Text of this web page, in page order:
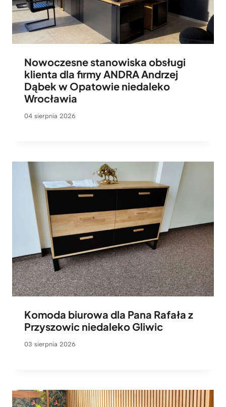
Nowoczesne stanowiska obsługi
klienta dla firmy ANDRA Andrzej
Dąbek w Opatowie niedaleko
Wrocławia
04 sierpnia 2026
Komoda biurowa dla Pana Rafała z
Przyszowic niedaleko Gliwic
03 sierpnia 2026